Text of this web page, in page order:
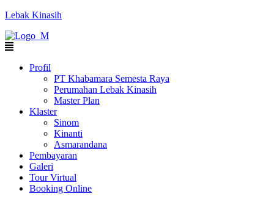
Lebak Kinasih
Profil
PT Khabamara Semesta Raya
Perumahan Lebak Kinasih
Master Plan
Klaster
Sinom
Kinanti
Asmarandana
Pembayaran
Galeri
Tour Virtual
Booking Online